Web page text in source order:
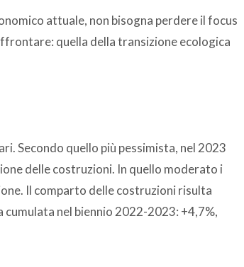
attuale, non bisogna perdere il focus
quella della transizione ecologica
Secondo quello più pessimista, nel 2023
delle costruzioni. In quello moderato i
Il comparto delle costruzioni risulta
nel biennio 2022-2023: +4,7%,